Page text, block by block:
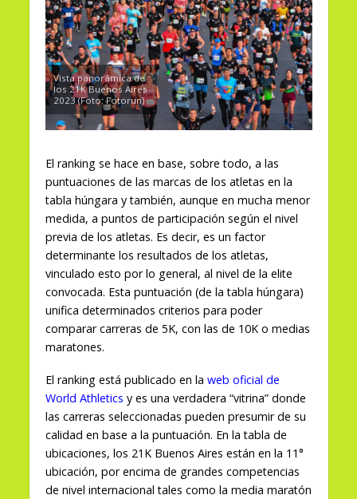
Vista panorámica de
los 21K Buenos Aires
2023 (Foto: Fotorun)
El ranking se hace en base, sobre todo, a las
puntuaciones de las marcas de los atletas en la
tabla húngara y también, aunque en mucha menor
medida, a puntos de participación según el nivel
previa de los atletas. Es decir, es un factor
determinante los resultados de los atletas,
vinculado esto por lo general, al nivel de la elite
convocada. Esta puntuación (de la tabla húngara)
unifica determinados criterios para poder
comparar carreras de 5K, con las de 10K o medias
maratones.
El ranking está publicado en la web oficial de
World Athletics y es una verdadera “vitrina” donde
las carreras seleccionadas pueden presumir de su
calidad en base a la puntuación. En la tabla de
ubicaciones, los 21K Buenos Aires están en la 11°
ubicación, por encima de grandes competencias
de nivel internacional tales como la media maratón